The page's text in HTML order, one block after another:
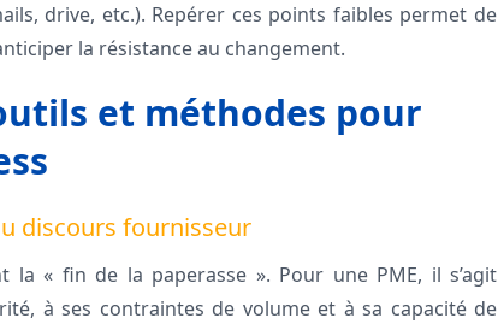
drive, etc.). Repérer ces points faibles permet de
la résistance au changement.
et méthodes pour
discours fournisseur
« fin de la paperasse ». Pour une PME, il s’agit
à ses contraintes de volume et à sa capacité de